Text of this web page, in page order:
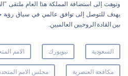
ونوهت إلى استضافة المملكة هذا العام ملتقى
يهدف للتوصل إلى توافق عالمي في سياق رؤية
بين القادة الروحيين العالميين.
السعودية نيويورك الامم
مكافحة العنصرية مجلس الامم